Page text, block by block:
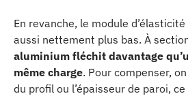
En revanche, le module
aussi nettement plus bas. À
aluminium fléchit davantage
même charge. Pour compenser,
du profil ou l’épaisseur de paroi,